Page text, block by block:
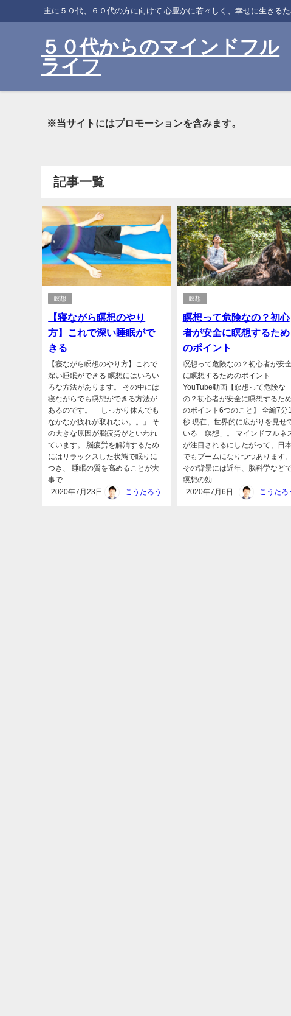
主に５０代、６０代の方に向けて 心豊かに若々しく、幸せに生きる
５０代からのマインドフル
ライフ
※当サイトにはプロモーションを含みます。
記事一覧
瞑想
【寝ながら瞑想のやり
方】これで深い睡眠がで
きる
【寝ながら瞑想のやり方】これで
深い睡眠ができる 瞑想にはいろい
ろな方法があります。 その中には
寝ながらでも瞑想ができる方法が
あるのです。 「しっかり休んでも
なかなか疲れが取れない。。」 そ
の大きな原因が脳疲労がといわれ
ています。 脳疲労を解消するため
にはリラックスした状態で眠りに
つき、 睡眠の質を高めることが大
事で...
2020年7月23日
こうたろう
瞑想
瞑想って危険なの？初心
者が安全に瞑想するため
のポイント
瞑想って危険なの？初心者が安
に瞑想するためのポイント
YouTube動画【瞑想って危険な
の？初心者が安全に瞑想するため
のポイント6つのこと】 全編7分
秒 現在、世界的に広がりを見せ
いる「瞑想」。 マインドフルネ
が注目されるにしたがって、日
でもブームになりつつあります。
その背景には近年、脳科学など
瞑想の効...
2020年7月6日
こうたろ